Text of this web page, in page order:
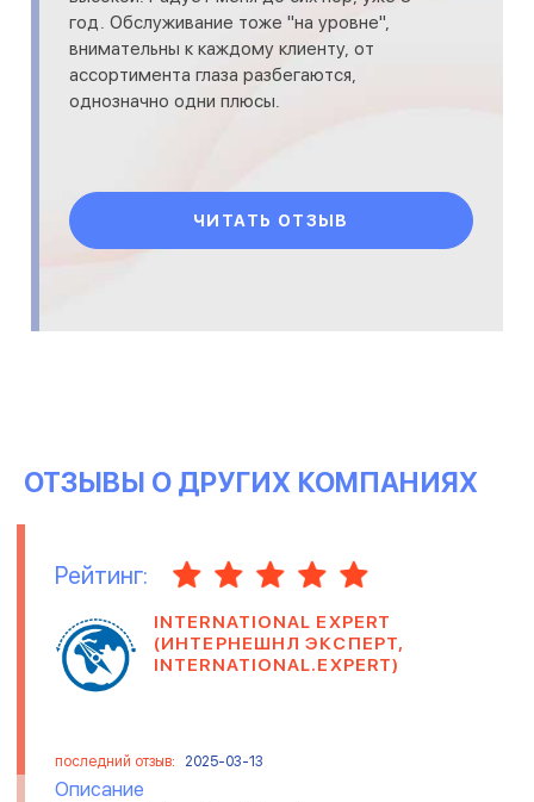
год. Обслуживание тоже "на уровне",
внимательны к каждому клиенту, от
ассортимента глаза разбегаются,
однозначно одни плюсы.
ЧИТАТЬ ОТЗЫВ
ОТЗЫВЫ О ДРУГИХ КОМПАНИЯХ
Рейтинг:
INTERNATIONAL EXPERT
(ИНТЕРНЕШНЛ ЭКСПЕРТ,
INTERNATIONAL.EXPERT)
последний отзыв: 2025-03-13
Описание